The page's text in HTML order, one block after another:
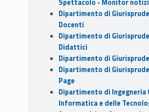
Spettacolo - Monitor
Dipartimento di
Docenti
Dipartimento di
Didattici
Dipartimento di
Dipartimento di
Page
Dipartimento di Ingegneria
Informatica e delle